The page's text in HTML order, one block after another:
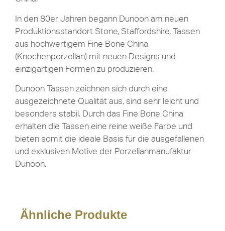
In den 80er Jahren begann Dunoon am neuen
Produktionsstandort Stone, Staffordshire, Tassen
aus hochwertigem Fine Bone China
(Knochenporzellan) mit neuen Designs und
einzigartigen Formen zu produzieren.
Dunoon Tassen zeichnen sich durch eine
ausgezeichnete Qualität aus, sind sehr leicht und
besonders stabil. Durch das Fine Bone China
erhalten die Tassen eine reine weiße Farbe und
bieten somit die ideale Basis für die ausgefallenen
und exklusiven Motive der Porzellanmanufaktur
Dunoon.
Ähnliche Produkte